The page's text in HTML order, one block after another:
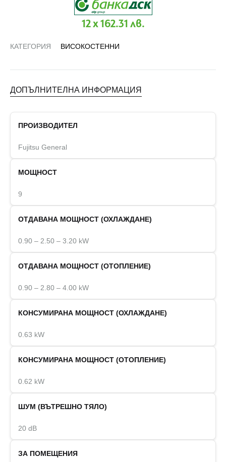
12 x 162.31 лв.
КАТЕГОРИЯ ВИСОКОСТЕННИ
ДОПЪЛНИТЕЛНА ИНФОРМАЦИЯ
ПРОИЗВОДИТЕЛ
Fujitsu General
МОЩНОСТ
9
ОТДАВАНА МОЩНОСТ (ОХЛАЖДАНЕ)
0.90 – 2.50 – 3.20 kW
ОТДАВАНА МОЩНОСТ (ОТОПЛЕНИЕ)
0.90 – 2.80 – 4.00 kW
КОНСУМИРАНА МОЩНОСТ (ОХЛАЖДАНЕ)
0.63 kW
КОНСУМИРАНА МОЩНОСТ (ОТОПЛЕНИЕ)
0.62 kW
ШУМ (ВЪТРЕШНО ТЯЛО)
20 dB
ЗА ПОМЕЩЕНИЯ